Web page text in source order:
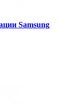
Samsung